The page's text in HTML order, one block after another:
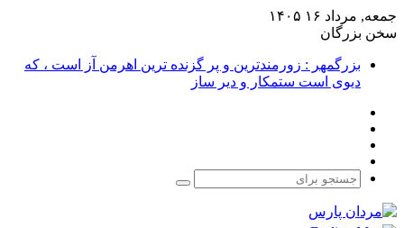
جمعه, مرداد ۱۶ ۱۴۰۵
سخن بزرگان
بزرگمهر : زورمندترین و پر گزنده ترین اهرمن آز است ، که
دیوی است ستمکار و دیر ساز
جستجو